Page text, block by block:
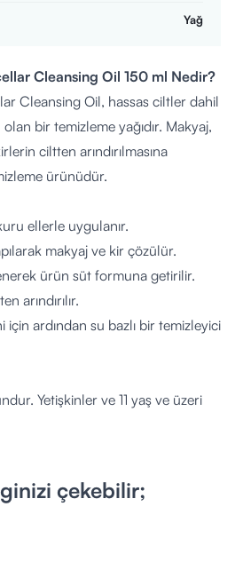
Yağ
Cleansing Oil 150 ml Nedir?
Cleansing Oil, hassas ciltler dahil
bir temizleme yağıdır. Makyaj,
ciltten arındırılmasına
ürünüdür.
ellerle uygulanır.
makyaj ve kir çözülür.
ürün süt formuna getirilir.
arındırılır.
için ardından su bazlı bir temizleyici
Yetişkinler ve 11 yaş ve üzeri
BRASSICA CAMPESTRIS
çekebilir;